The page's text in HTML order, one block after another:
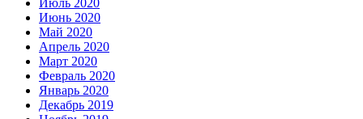
Июнь 2020
Май 2020
Апрель 2020
Март 2020
Февраль 2020
Январь 2020
Декабрь 2019